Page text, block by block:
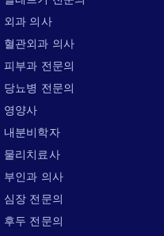
외과 의사
혈관외과 의사
피부과 전문의
당뇨병 전문의
영양사
내분비학자
물리치료사
부인과 의사
심장 전문의
후두 전문의